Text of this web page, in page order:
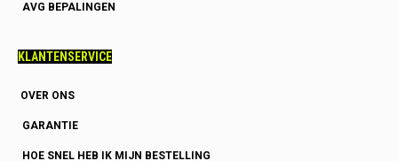
AVG BEPALINGEN
KLANTENSERVICE
OVER ONS
GARANTIE
HOE SNEL HEB IK MIJN BESTELLING